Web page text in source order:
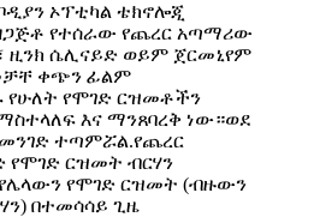
ኦፕቲካል ቴክኖሎጂ
የተሰራው የጨረር አጣማሪው
ዚንክ ሴሊናይድ ወይም ጀርመኒየም
ቀጭን ፊልም
የሁለት የሞገድ ርዝመቶችን
እና ማንጸባረቅ ነው።ወደ
መንገድ ተጣምሯል.የጨረር
የሞገድ ርዝመት ብርሃን
የሌላውን የሞገድ ርዝመት (ብዙውን
በተመሳሳይ ጊዜ